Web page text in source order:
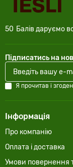
50 Балів даруємо
Підписатись на
Я прочитав і
Інформація
Про компанію
Оплата і доставка
Умови повернення